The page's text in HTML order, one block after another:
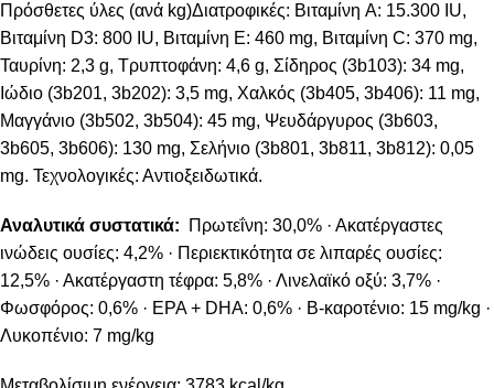
Πρόσθετες ύλες (ανά kg)Διατροφικές: Βιταμίνη A: 15.300 IU,
Βιταμίνη D3: 800 IU, Βιταμίνη E: 460 mg, Βιταμίνη C: 370 mg,
Ταυρίνη: 2,3 g, Τρυπτοφάνη: 4,6 g, Σίδηρος (3b103): 34 mg,
Ιώδιο (3b201, 3b202): 3,5 mg, Χαλκός (3b405, 3b406): 11 mg,
Μαγγάνιο (3b502, 3b504): 45 mg, Ψευδάργυρος (3b603,
3b605, 3b606): 130 mg, Σελήνιο (3b801, 3b811, 3b812): 0,05
mg. Τεχνολογικές: Αντιοξειδωτικά.
Αναλυτικά συστατικά:
Πρωτεΐνη: 30,0% · Ακατέργαστες
ινώδεις ουσίες: 4,2% · Περιεκτικότητα σε λιπαρές ουσίες:
12,5% · Ακατέργαστη τέφρα: 5,8% · Λινελαϊκό οξύ: 3,7% ·
Φωσφόρος: 0,6% · EPA + DHA: 0,6% · Β-καροτένιο: 15 mg/kg ·
Λυκοπένιο: 7 mg/kg